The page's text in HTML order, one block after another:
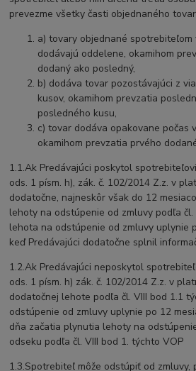
prevezme všetky časti objednaného
a) tovary objednané spotrebiteľom
dodávajú oddelene, okamihom
dodaný ako posledný,
b) dodáva tovar pozostávajúci z
kusov, okamihom prevzatia
posledného kusu,
c) tovar dodáva opakovane počas
okamihom prevzatia prvého
1.1.Ak Predávajúci poskytol
ods. 1 písm. h), zák. č. 102/2014 Z.z. v
dodatočne, najneskôr však do 12
lehoty na odstúpenie od zmluvy podľa čl.
lehota na odstúpenie od zmluvy uplynie
keď Predávajúci dodatočne splnil
1.2.Ak Predávajúci neposkytol
ods. 1 písm. h) zák. č. 102/2014 Z.z. v
dodatočnej lehote podľa čl. VIII bod 1.1
odstúpenie od zmluvy uplynie po 12
dňa začatia plynutia lehoty na
odseku podľa čl. VIII bod 1. týchto VOP
1.3.Spotrebiteľ môže odstúpiť od zmluvy,